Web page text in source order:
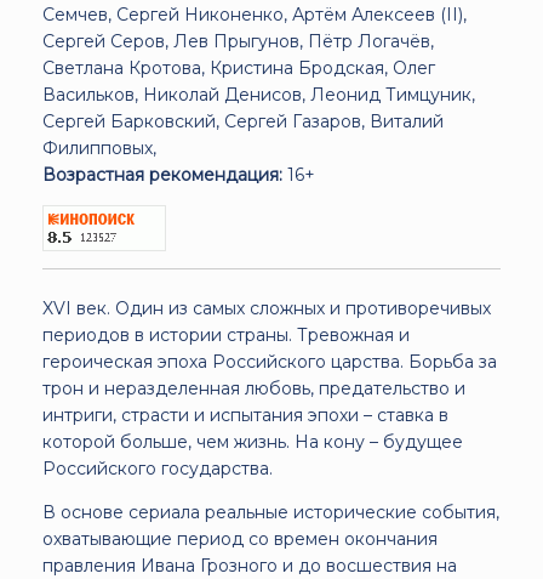
Семчев, Сергей Никоненко, Артём Алексеев (II),
Сергей Серов, Лев Прыгунов, Пётр Логачёв,
Светлана Кротова, Кристина Бродская, Олег
Васильков, Николай Денисов, Леонид Тимцуник,
Сергей Барковский, Сергей Газаров, Виталий
Филипповых,
Возрастная рекомендация: 16+
XVI век. Один из самых сложных и противоречивых
периодов в истории страны. Тревожная и
героическая эпоха Российского царства. Борьба за
трон и неразделенная любовь, предательство и
интриги, страсти и испытания эпохи – ставка в
которой больше, чем жизнь. На кону – будущее
Российского государства.
В основе сериала реальные исторические события,
охватывающие период со времен окончания
правления Ивана Грозного и до восшествия на